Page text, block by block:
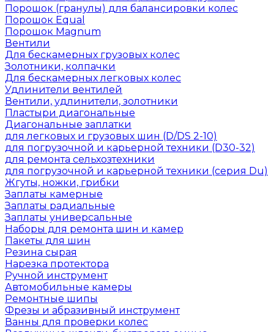
Порошок (гранулы) для балансировки колес
Порошок Equal
Порошок Magnum
Вентили
Для бескамерных грузовых колес
Золотники, колпачки
Для бескамерных легковых колес
Удлинители вентилей
Вентили, удлинители, золотники
Пластыри диагональные
Диагональные заплатки
для легковых и грузовых шин (D/DS 2-10)
для погрузочной и карьерной техники (D30-32)
для ремонта сельхозтехники
для погрузочной и карьерной техники (серия Du)
Жгуты, ножки, грибки
Заплаты камерные
Заплаты радиальные
Заплаты универсальные
Наборы для ремонта шин и камер
Пакеты для шин
Резина сырая
Нарезка протектора
Ручной инструмент
Автомобильные камеры
Ремонтные шипы
Фрезы и абразивный инструмент
Ванны для проверки колес